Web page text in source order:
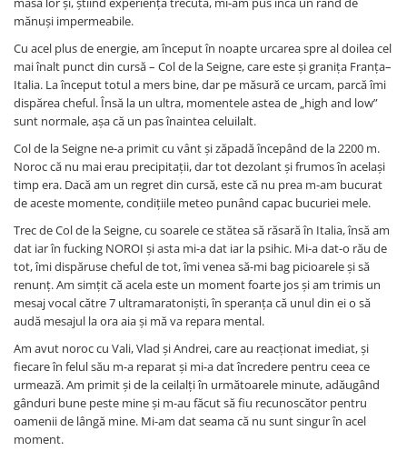
mănuși impermeabile.
Cu acel plus de energie, am început în noapte urcarea spre al doilea cel
mai înalt punct din cursă – Col de la Seigne, care este și granița Franța–
Italia. La început totul a mers bine, dar pe măsură ce urcam, parcă îmi
dispărea cheful. Însă la un ultra, momentele astea de „high and low”
sunt normale, așa că un pas înaintea celuilalt.
Col de la Seigne ne-a primit cu vânt și zăpadă începând de la 2200 m.
Noroc că nu mai erau precipitații, dar tot dezolant și frumos în același
timp era. Dacă am un regret din cursă, este că nu prea m-am bucurat
de aceste momente, condițiile meteo punând capac bucuriei mele.
Trec de Col de la Seigne, cu soarele ce stătea să răsară în Italia, însă am
dat iar în fucking NOROI și asta mi-a dat iar la psihic. Mi-a dat-o rău de
tot, îmi dispăruse cheful de tot, îmi venea să-mi bag picioarele și să
renunț. Am simțit că acela este un moment foarte jos și am trimis un
mesaj vocal către 7 ultramaratoniști, în speranța că unul din ei o să
audă mesajul la ora aia și mă va repara mental.
Am avut noroc cu Vali, Vlad și Andrei, care au reacționat imediat, și
fiecare în felul său m-a reparat și mi-a dat încredere pentru ceea ce
urmează. Am primit și de la ceilalți în următoarele minute, adăugând
gânduri bune peste mine și m-au făcut să fiu recunoscător pentru
oamenii de lângă mine. Mi-am dat seama că nu sunt singur în acel
moment.